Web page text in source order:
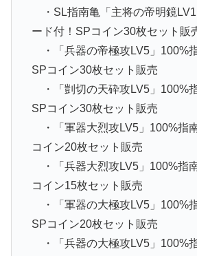
・SL指南亀「主将の帝明鏡
ード付！SPコイン30枚セット販
・「兵器の帝極攻LV5」100%
SPコイン30枚セット販売
・「剴切の天砕攻LV5」100%
SPコイン30枚セット販売
・「軍器大烈攻LV5」100%指
コイン20枚セット販売
・「兵器大烈攻LV5」100%指
コイン15枚セット販売
・「軍器の大極攻LV5」100%
SPコイン20枚セット販売
・「兵器の大極攻LV5」100%